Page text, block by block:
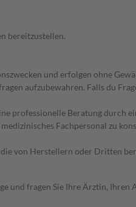
bereitzustellen.
und erfolgen ohne
aufzubewahren. Falls du
professionelle Beratung
Fachpersonal zu
von Herstellern oder Dritten
und fragen Sie Ihre Ärztin,